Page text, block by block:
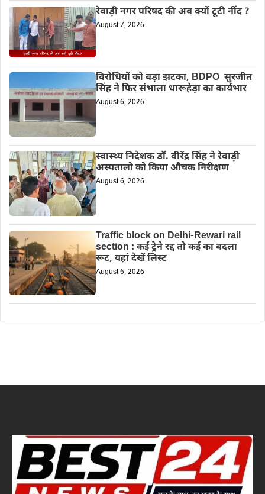
रेवाड़ी नगर परिषद की अब क्यों टूटी नींद ?
August 7, 2026
विरोधियों को बड़ा झटका, BDPO सुरजीत
सिंह ने फिर संभाला धारूहेड़ा का कार्यभार
August 6, 2026
स्वास्थ्य निदेशक डॉ. वीरेंद्र सिंह ने रेवाड़ी
अस्पतालो को किया औचक निरीक्षण
August 6, 2026
Traffic block on Delhi-Rewari rail
section : कई ट्रेने रद्द तो कई का बदला
रूट, यहां देखें लिस्ट
August 6, 2026